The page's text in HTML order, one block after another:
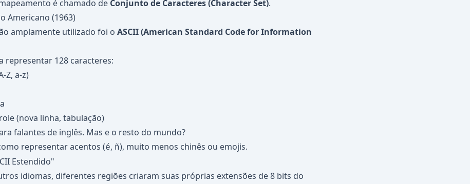
é chamado de Conjunto de Caracteres (Character Set).
Americano (1963)
amplamente utilizado foi o ASCII (American Standard Code for Information
representar 128 caracteres:
Z, a-z)
(nova linha, tabulação)
falantes de inglês. Mas e o resto do mundo?
representar acentos (é, ñ), muito menos chinês ou emojis.
Estendido"
idiomas, diferentes regiões criaram suas próprias extensões de 8 bits do